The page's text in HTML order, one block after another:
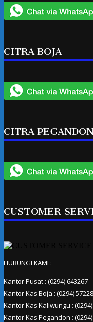
CITRA BOJA
CITRA
CUSTOMER
HUBUNGI KAMI :
Kantor Pusat : (0294) 643267
Kantor Kas Boja : (0294)
Kantor Kas Kaliwungu :
Kantor Kas Pegandon :